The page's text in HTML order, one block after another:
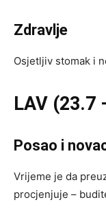
Zdravlje
Osjetljiv stomak i
LAV (23.7
Posao i
Vrijeme je da
procjenjuje –